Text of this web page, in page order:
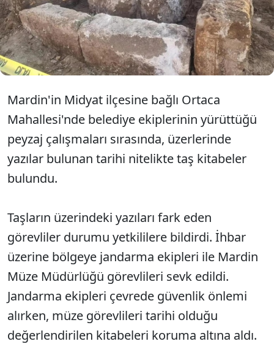
olduğu dönem ve dilin belirlenmesi için
uzman heyet tarafından inceleme başlatıldı
Mardin'in Midyat ilçesine bağlı Ortaca
Mahallesi'nde belediye ekiplerinin yürüttüğü
peyzaj çalışmaları sırasında, üzerlerinde
yazılar bulunan tarihi nitelikte taş kitabeler
bulundu.
Taşların üzerindeki yazıları fark eden
görevliler durumu yetkililere bildirdi. İhbar
üzerine bölgeye jandarma ekipleri ile Mardin
Müze Müdürlüğü görevlileri sevk edildi.
Jandarma ekipleri çevrede güvenlik önlemi
alırken, müze görevlileri tarihi olduğu
değerlendirilen kitabeleri koruma altına aldı.